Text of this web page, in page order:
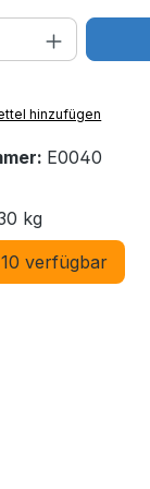
Anzahl:
hinzufügen
E0040
kg
verfügbar